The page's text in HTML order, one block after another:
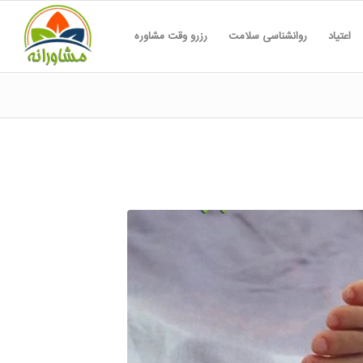
اعتیاد روانشناسی سلامت رزرو وقت مشاوره